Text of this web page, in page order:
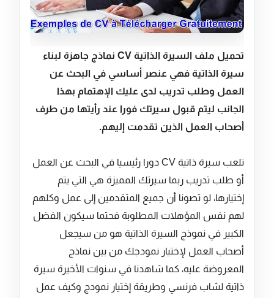
تحميل ملف السيرة الذاتية CV نماذج جاهزة لبناء
سيرة الذاتية فهي عنصر أساسي في البحث عن
العمل وطلب تدريب لدى عليك الإهتمام بهذا
الجانب ليتم قبول سيرتك فورا عند رأيتها من طرف
أصحاب العمل الذين تقدمت إليهم.
تلعب سيرة ذاتية CV دورا رئيسيا في البحث عن العمل
أو طلب تدريب ربما سيرتك المميزة هي التي يتم
إختيارها، لو تصونا أن جميع المتقدمين إلى عمل وكلهم
لهم نفس المؤهلات المطلوبة فحتما سيكون الفضل
الكبير في نموذج السيرة الذاتية هو من سيجعل
أصحاب العمل لإختيار نمودجك من بين نماذج
المعروضة عليه، كما شاهدنا في سنوات الأخيرة سيرة
ذاتية لشاب فرنسي وطريقة إختيار نمودج وكيف عمل